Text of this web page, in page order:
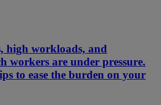
high workloads, and
workers are under pressure.
to ease the burden on your